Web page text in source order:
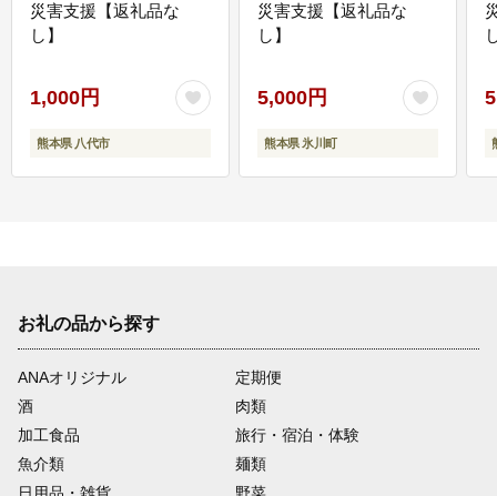
災害支援【返礼品な
し】
1,000円
熊本県 八代市
災害支援【返礼品な
し】
5,000円
熊本県 氷川町
お礼の品から探す
ANAオリジナル
定期便
酒
肉類
加工食品
旅行・宿泊・体験
魚介類
麺類